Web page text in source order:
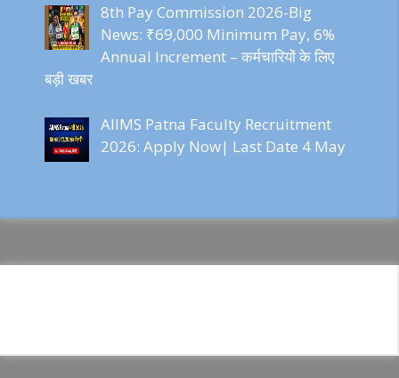
8th Pay Commission 2026-Big
News: ₹69,000 Minimum Pay, 6%
Annual Increment – कर्मचारियों के लिए
बड़ी खबर
AIIMS Patna Faculty Recruitment
2026: Apply Now| Last Date 4 May